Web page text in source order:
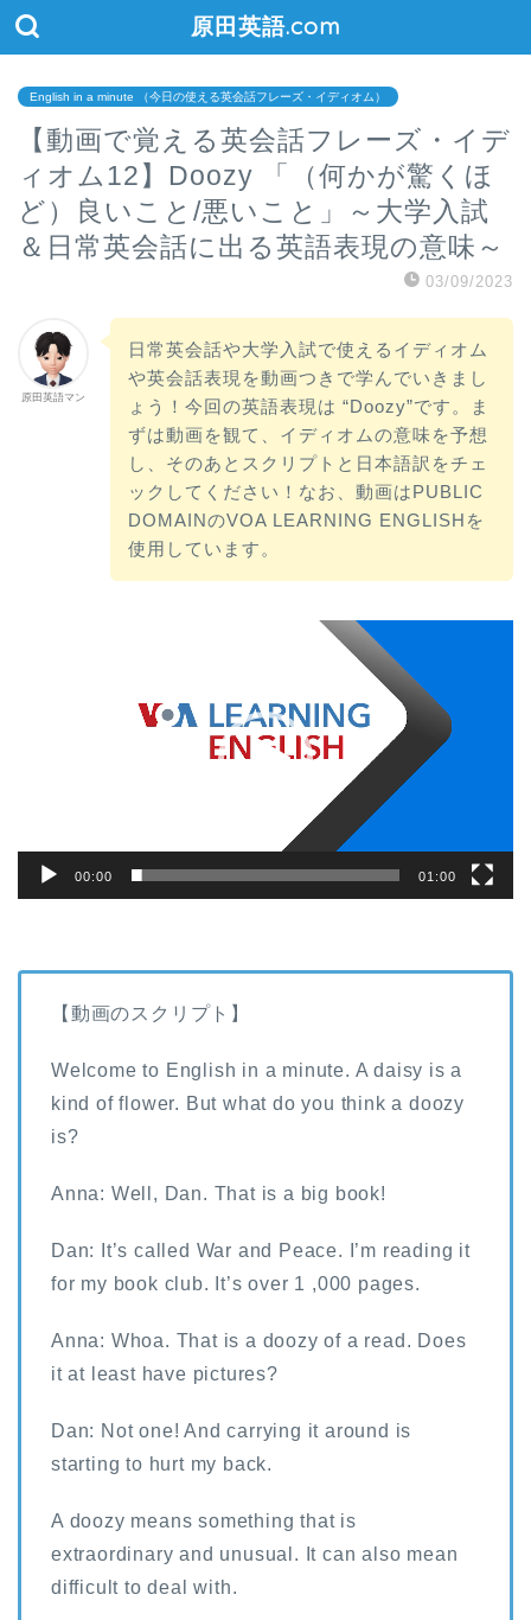
原田英語.com
English in a minute （今日の使える英会話フレーズ・イディオム）
【動画で覚える英会話フレーズ・イデ
ィオム12】Doozy 「（何かが驚くほ
ど）良いこと/悪いこと」～大学入試
＆日常英会話に出る英語表現の意味～
03/09/2023
原田英語マン
日常英会話や大学入試で使えるイディオム
や英会話表現を動画つきで学んでいきまし
ょう！今回の英語表現は “Doozy”です。ま
ずは動画を観て、イディオムの意味を予想
し、そのあとスクリプトと日本語訳をチェ
ックしてください！なお、動画はPUBLIC
DOMAINのVOA LEARNING ENGLISHを
使用しています。
00:00 01:00
【動画のスクリプト】
Welcome to English in a minute. A daisy is a
kind of flower. But what do you think a doozy
is?
Anna: Well, Dan. That is a big book!
Dan: It’s called War and Peace. I’m reading it
for my book club. It’s over 1 ,000 pages.
Anna: Whoa. That is a doozy of a read. Does
it at least have pictures?
Dan: Not one! And carrying it around is
starting to hurt my back.
A doozy means something that is
extraordinary and unusual. It can also mean
difficult to deal with.